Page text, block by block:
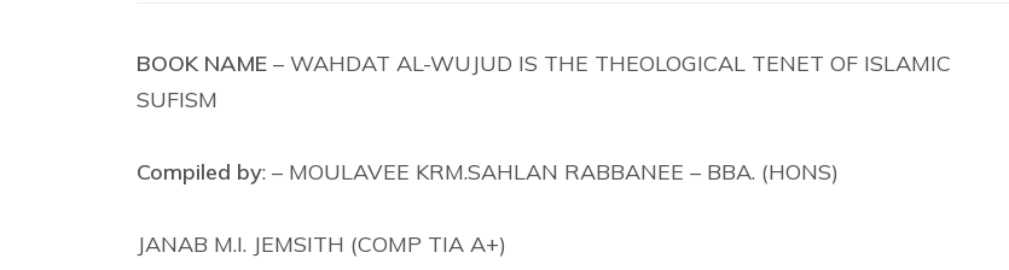
BOOK NAME – WAHDAT AL-WUJUD IS THE THEOLOGICAL TENET OF ISLAMIC
SUFISM
Compiled by: – MOULAVEE KRM.SAHLAN RABBANEE – BBA. (HONS)
JANAB M.I. JEMSITH (COMP TIA A+)